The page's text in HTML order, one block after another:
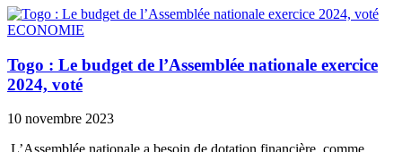
ECONOMIE
Togo : Le budget de l’Assemblée nationale exercice
2024, voté
10 novembre 2023